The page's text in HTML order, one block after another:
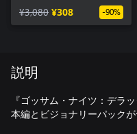
¥3,080 ¥308 -90%
説明
『ゴッサム・ナイツ：デラ
本編とビジョナリーパックが